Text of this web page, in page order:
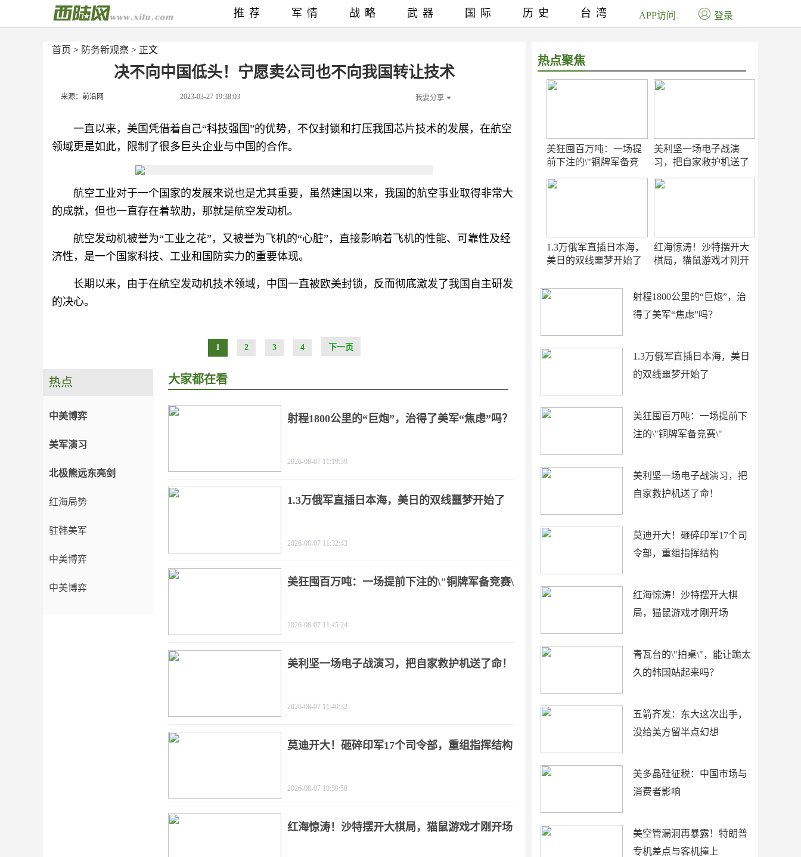
首页 > 防务新观察 > 正文
决不向中国低头！宁愿卖公司也不向我国转让技术
来源：前沿网 2023-03-27 19:38:03 我要分享
一直以来，美国凭借着自己“科技强国”的优势，不仅封锁和打压我国芯片技术的发展，在航空
领域更是如此，限制了很多巨头企业与中国的合作。
航空工业对于一个国家的发展来说也是尤其重要，虽然建国以来，我国的航空事业取得非常大
的成就，但也一直存在着软肋，那就是航空发动机。
航空发动机被誉为“工业之花”，又被誉为飞机的“心脏”，直接影响着飞机的性能、可靠性及经
济性，是一个国家科技、工业和国防实力的重要体现。
长期以来，由于在航空发动机技术领域，中国一直被欧美封锁，反而彻底激发了我国自主研发
的决心。
1 2 3 4 下一页
热点聚焦
美狂囤百万吨：一场提
前下注的\"铜牌军备竞
美利坚一场电子战演
习，把自家救护机送了
1.3万俄军直插日本海，
美日的双线噩梦开始了
红海惊涛！沙特摆开大
棋局，猫鼠游戏才刚开
射程1800公里的“巨炮”，治
得了美军“焦虑”吗？
1.3万俄军直插日本海，美日
的双线噩梦开始了
美狂囤百万吨：一场提前下
注的\"铜牌军备竞赛\"
美利坚一场电子战演习，把
自家救护机送了命！
莫迪开大！砸碎印军17个司
令部，重组指挥结构
红海惊涛！沙特摆开大棋
局，猫鼠游戏才刚开场
青瓦台的\"拍桌\"，能让跪太
久的韩国站起来吗？
五箭齐发：东大这次出手，
没给美方留半点幻想
美多晶硅征税：中国市场与
消费者影响
美空管漏洞再暴露！特朗普
专机差点与客机撞上
推荐 军情 战略 武器 国际 历史 台湾 APP访问 登录
热点
中美博弈
美军演习
北极熊远东亮剑
红海局势
驻韩美军
中美博弈
中美博弈
大家都在看
射程1800公里的“巨炮”，治得了美军“焦虑”吗？
2026-08-07 11:19:39
1.3万俄军直插日本海，美日的双线噩梦开始了
2026-08-07 11:32:43
美狂囤百万吨：一场提前下注的\"铜牌军备竞赛\"
2026-08-07 11:45:24
美利坚一场电子战演习，把自家救护机送了命！
2026-08-07 11:40:32
莫迪开大！砸碎印军17个司令部，重组指挥结构
2026-08-07 10:59:58
红海惊涛！沙特摆开大棋局，猫鼠游戏才刚开场